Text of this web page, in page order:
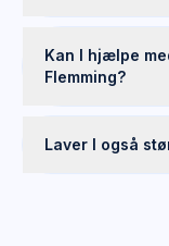
Kan I hjælpe
Flemming?
Laver I også